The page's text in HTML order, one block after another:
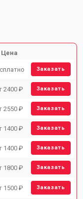
Цена
Заказать
2400 ₽ Заказать
2550 ₽ Заказать
1400 ₽ Заказать
1400 ₽ Заказать
1800 ₽ Заказать
1500 ₽ Заказать